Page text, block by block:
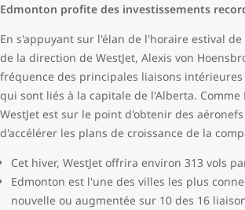
Edmonton profite des investissements
En s'appuyant sur l'élan de l'horaire estival
de la direction de WestJet, Alexis von
fréquence des principales liaisons
qui sont liés à la capitale de l'Alberta.
WestJet est sur le point d'obtenir des
d'accélérer les plans de croissance de la
Cet hiver, WestJet offrira environ 313 vols
Edmonton est l'une des villes les plus
nouvelle ou augmentée sur 10 des 16